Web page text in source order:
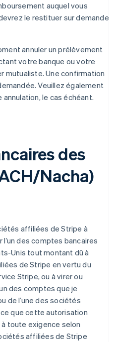
auquel vous
le restituer sur demande
annuler un prélèvement
votre banque ou votre
mutualiste. Une confirmation
Veuillez également
le cas échéant.
des
Nacha)
affiliées de Stripe à
des comptes bancaires
Unis tout montant dû à
de Stripe en vertu du
Stripe, ou à virer ou
des comptes que je
de l’une des sociétés
que cette autorisation
toute exigence selon
affiliées de Stripe